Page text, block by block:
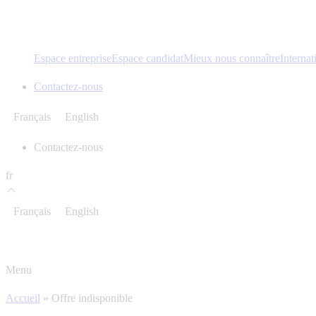
Espace entrepriseEspace candidatMieux nous connaître
Contactez-nous
Français English
Contactez-nous
fr
Français English
Menu
Accueil » Offre indisponible